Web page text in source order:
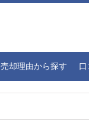
売却理由から探す 口